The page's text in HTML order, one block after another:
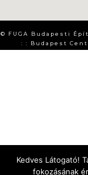
© FUGA Budapesti
: : Budapest
Kedves Látogató!
fokozásának